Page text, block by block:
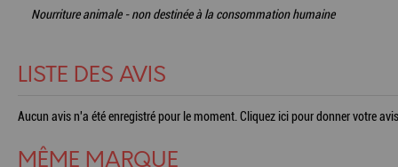
Nourriture animale - non destinée à la consommation humaine
LISTE DES AVIS
Aucun avis n'a été enregistré pour le moment. Cliquez ici pour donner votre avis.
MÊME MARQUE